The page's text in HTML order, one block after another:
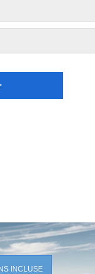
INCLUSE